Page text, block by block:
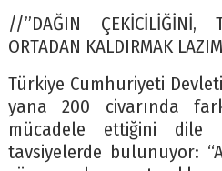
//”DAĞIN ÇEKİCİLİĞİNİ,
ORTADAN KALDIRMAK
Türkiye Cumhuriyeti
yana 200 civarında
mücadele ettiğini dile
tavsiyelerde bulunuyor: